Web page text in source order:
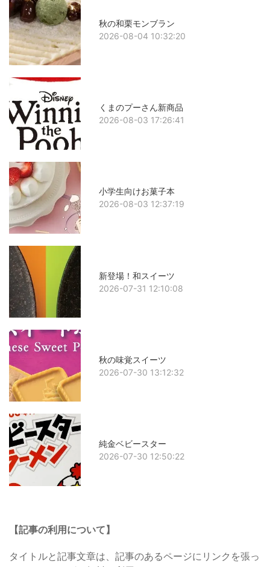
秋の和栗モンブラン
2026-08-04 10:32:20
くまのプーさん新商品
2026-08-03 17:26:41
小学生向けお菓子本
2026-08-03 12:37:19
新登場！和スイーツ
2026-07-31 12:10:08
秋の味覚スイーツ
2026-07-30 13:12:32
純金ベビースター
2026-07-30 12:50:22
【記事の利用について】
タイトルと記事文章は、記事のあるページにリンクを張っ